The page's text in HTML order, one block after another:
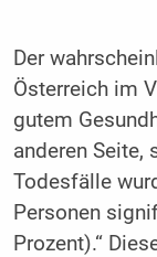
Der
Österreich im
gutem
anderen Seite,
Todesfälle
Personen
Prozent).“